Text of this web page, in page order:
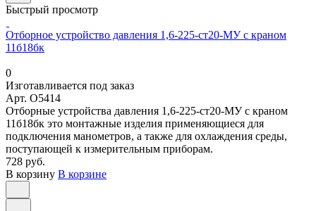
Быстрый просмотр
Отборное устройство давления 1,6-225-ст20-МУ с краном
11б18бк
0
Изготавливается под заказ
Арт. O5414
Отборные устройства давления 1,6-225-ст20-МУ с краном
11б18бк это монтажные изделия применяющиеся для
подключения манометров, а также для охлаждения среды,
поступающей к измерительным приборам.
728 руб.
В корзину В корзине